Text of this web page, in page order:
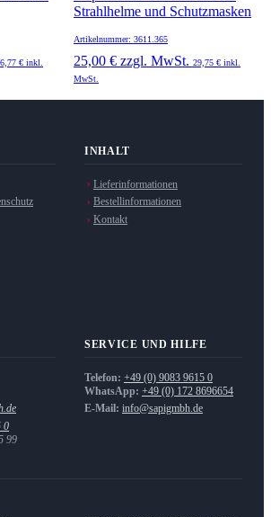
€ inkl.
Strahlhelme und Schutzmasken
Artikelnummer: 3611.365
25,00 € zzgl. MwSt. 29,75 € inkl.
MwSt.
INHALT
Lieferinformationen
Bestellinformationen
Kontakt
0
99
SERVICE UND HILFE
Telefon: +49 (0) 9083 9615 0
WhatsApp: +49 (0) 172 8696654
E-Mail: info@sapigmbh.de